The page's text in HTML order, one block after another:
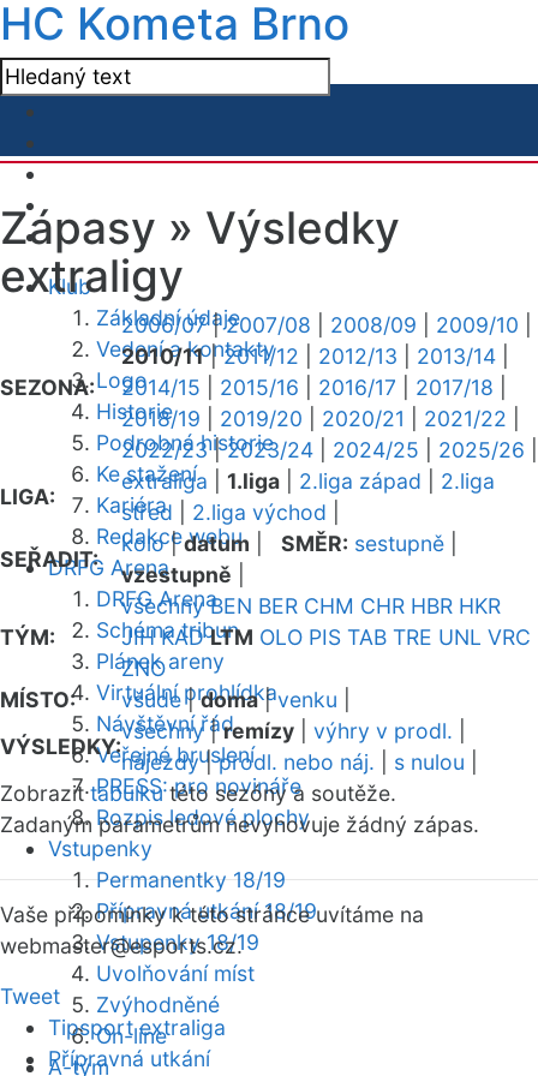
HC Kometa Brno
Klub
Základní údaje
Vedení a kontakty
Logo
Historie
Podrobná historie
Ke stažení
Kariéra
Redakce webu
DRFG Arena
DRFG Arena
Schéma tribun
Plánek areny
Virtuální prohlídka
Návštěvní řád
Veřejné bruslení
PRESS: pro novináře
Rozpis ledové plochy
Vstupenky
Permanentky 18/19
Přípravná utkání 18/19
Vstupenky 18/19
Uvolňování míst
Zvýhodněné
On-line
A-tým
Zápasy » Výsledky
extraligy
SEZONA:
2006/07|2007/08 2008/09 2009/10
2010/11|2011/12 2012/13 2013/14
2014/15
2015/16 2016/17 2017/18
2018/19
2019/20 2020/21 2021/22
2022/23|2023/24 2024/25 2025/26
LIGA:
extraliga 1.liga 2.liga západ
2.liga
střed
2.liga východ
SEŘADIT:
kolo|datum SMĚR: sestupně
vzestupně
TÝM:
všechny BEN BER CHM CHR HBR HKR
JIH KAD LTM OLO PIS TAB TRE UNL VRC
ZNO
MÍSTO:
všude|doma|venku
VÝSLEDKY:
všechny|remízy výhry v prodl.
nájezdy|prodl. nebo náj. s nulou
Zobrazittabulkutéto sezóny a soutěže.
Zadaným parametrům nevyhovuje žádný zápas.
Vaše připomínky k této stránce uvítáme na
webmaster@esports.cz.
Tweet
Tipsport extraliga
Přípravná utkání